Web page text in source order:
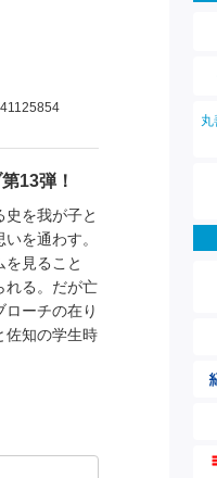
13弾！
を我が子と
を通わす。
見ること
れる。だが亡
ーチの在り
佐知の学生時
丸